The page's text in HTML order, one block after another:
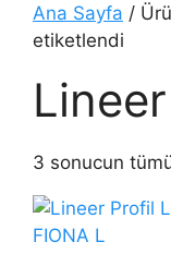
Ana Sayfa /
etiketlendi
3 sonucun